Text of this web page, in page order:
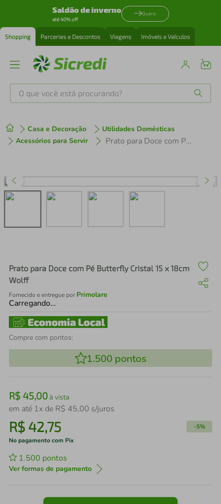
Saldão de inverno
até 40% off
Quero
Shopping Parcerias e Descontos Viagens Imóveis e Veículos
O que você está procurando?
Casa e Decoração
Utilidades Domésticas
Acessórios para Servir
Prato para Doce com Pé Butterfly Cristal 15 x 18cm Wolff
Prato para Doce com Pé Butterfly Cristal 15 x 18cm
Wolff
Fornecido e entregue por Primolare
Carregando…
Compre com pontos:
1.500 pontos
R$ 45,00à vista
em até 1x de R$ 45,00 s/juros
R$ 42,75 -5%
No pagamento com Pix
1.500 pontos
Ver formas de pagamento
1º tenis
3º perfume